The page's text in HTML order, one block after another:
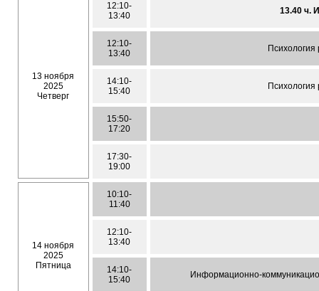
13 ноября
2025
Четверг
12:10-
13:40
13.40 ч.
12:10-
13:40
Психология
14:10-
15:40
Психология
15:50-
17:20
17:30-
19:00
14 ноября
2025
Пятница
10:10-
11:40
12:10-
13:40
14:10-
15:40
Информационно-